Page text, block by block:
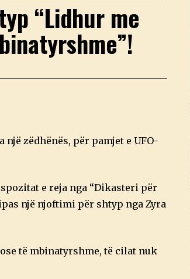
“Lidhur me
zëdhënës, për pamjet e UFO-
e reja nga “Dikasteri për
një njoftimi për shtyp nga Zyra
të mbinatyrshme, të cilat nuk